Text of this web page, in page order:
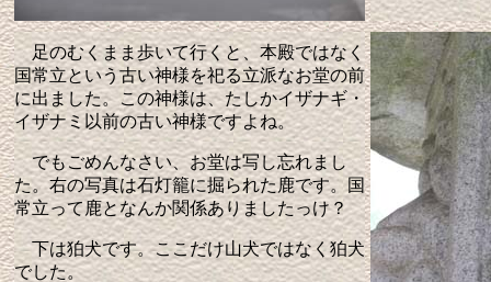
足のむくまま歩いて行くと、本殿ではなく
国常立という古い神様を祀る立派なお堂の前
に出ました。この神様は、たしかイザナギ・
イザナミ以前の古い神様ですよね。
でもごめんなさい、お堂は写し忘れまし
た。右の写真は石灯籠に掘られた鹿です。国
常立って鹿となんか関係ありましたっけ？
下は狛犬です。ここだけ山犬ではなく狛犬
でした。